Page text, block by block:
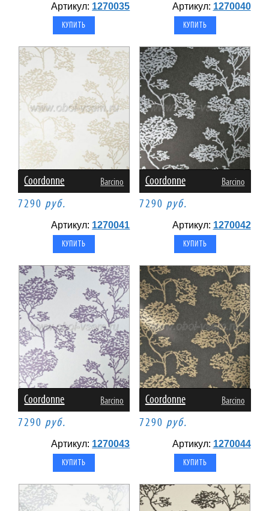
Артикул: 1270035 Артикул: 1270040
Coordonne Barcino
7290 руб.
Артикул: 1270041
Coordonne Barcino
7290 руб.
Артикул: 1270042
Coordonne Barcino
7290 руб.
Артикул: 1270043
Coordonne Barcino
7290 руб.
Артикул: 1270044